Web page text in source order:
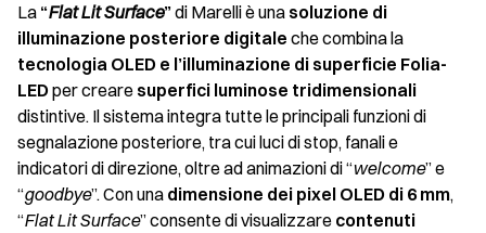
La “Flat Lit Surface”di Marelli è una soluzione di
illuminazione posteriore digitale che combina la
tecnologia OLED e l’illuminazione di superficie Folia-
LED per creare superfici luminose tridimensionali
distintive. Il sistema integra tutte le principali funzioni di
segnalazione posteriore, tra cui luci di stop, fanali e
indicatori di direzione, oltre ad animazioni di “welcome” e
“goodbye”. Con una dimensione dei pixel OLED di 6 mm,
“Flat Lit Surface” consente di visualizzare contenuti